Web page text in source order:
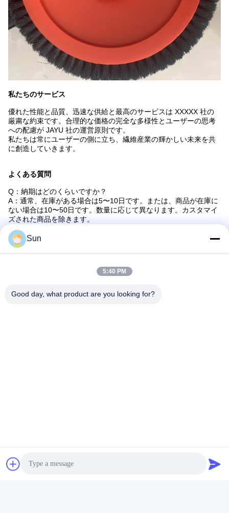
私たちのサービス
優れた性能と品質、迅速な供給と最高のサービスは XXXXX 社の
厳粛な約束です。合理的な価格の完全な多様性とユーザーの思考
への配慮が JAYU 社の運営原則です。
私たちは常にユーザーの側に立ち、繊維産業の輝かしい未来を共
に創造していきます。
よくある質問
Q：納期はどのくらいですか？
A：通常、在庫がある場合は5〜10日です。または、商品が在庫に
ない場合は10〜50日です。数量に応じて異なります。カスタマイ
ズされた商品を除きます。
Q: サンプルを提供していますか?それは無料ですか、それとも余
分ですか？
A：はい、無料でサンプルを提供できますが、運賃はかかりませ
A: お支払い<=3000USD、100% 前払い。Payment>=3000USD、
前もって 50% T/T、shippment の前のバランス。
Sun
5:40 PM
Good day, what product are you looking for?